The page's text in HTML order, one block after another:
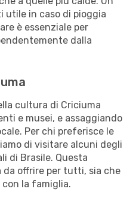
utile in caso di pioggia
è essenziale per
dalla
cultura di Criciuma
e musei, e assaggiando
Per chi preferisce le
di visitare alcuni degli
di Brasile. Questa
da offrire per tutti, sia che
con la famiglia.